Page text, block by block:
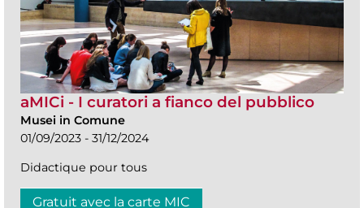
aMICi - I curatori a fianco del pubblico
Musei in Comune
01/09/2023 - 31/12/2024
Didactique pour tous
Gratuit avec la carte MIC